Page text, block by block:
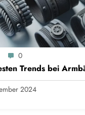
0
Trends bei
2024